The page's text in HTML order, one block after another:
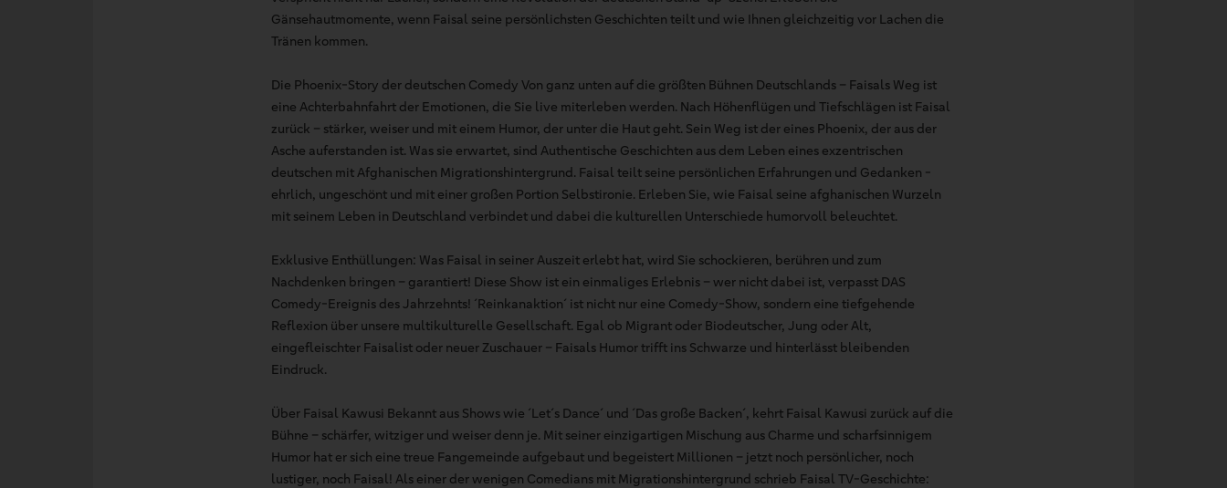
Gänsehautmomente, wenn Faisal seine persönlichsten Geschichten teilt und wie Ihnen gleichzeitig vor Lachen die
Tränen kommen.
Die Phoenix-Story der deutschen Comedy Von ganz unten auf die größten Bühnen Deutschlands – Faisals Weg ist
eine Achterbahnfahrt der Emotionen, die Sie live miterleben werden. Nach Höhenflügen und Tiefschlägen ist Faisal
zurück – stärker, weiser und mit einem Humor, der unter die Haut geht. Sein Weg ist der eines Phoenix, der aus der
Asche auferstanden ist. Was sie erwartet, sind Authentische Geschichten aus dem Leben eines exzentrischen
deutschen mit Afghanischen Migrationshintergrund. Faisal teilt seine persönlichen Erfahrungen und Gedanken -
ehrlich, ungeschönt und mit einer großen Portion Selbstironie. Erleben Sie, wie Faisal seine afghanischen Wurzeln
mit seinem Leben in Deutschland verbindet und dabei die kulturellen Unterschiede humorvoll beleuchtet.
Exklusive Enthüllungen: Was Faisal in seiner Auszeit erlebt hat, wird Sie schockieren, berühren und zum
Nachdenken bringen – garantiert! Diese Show ist ein einmaliges Erlebnis – wer nicht dabei ist, verpasst DAS
Comedy-Ereignis des Jahrzehnts! ´Reinkanaktion´ ist nicht nur eine Comedy-Show, sondern eine tiefgehende
Reflexion über unsere multikulturelle Gesellschaft. Egal ob Migrant oder Biodeutscher, Jung oder Alt,
eingefleischter Faisalist oder neuer Zuschauer – Faisals Humor trifft ins Schwarze und hinterlässt bleibenden
Eindruck.
Über Faisal Kawusi Bekannt aus Shows wie ´Let´s Dance´ und ´Das große Backen´, kehrt Faisal Kawusi zurück auf die
Bühne – schärfer, witziger und weiser denn je. Mit seiner einzigartigen Mischung aus Charme und scharfsinnigem
Humor hat er sich eine treue Fangemeinde aufgebaut und begeistert Millionen – jetzt noch persönlicher, noch
lustiger, noch Faisal! Als einer der wenigen Comedians mit Migrationshintergrund schrieb Faisal TV-Geschichte: